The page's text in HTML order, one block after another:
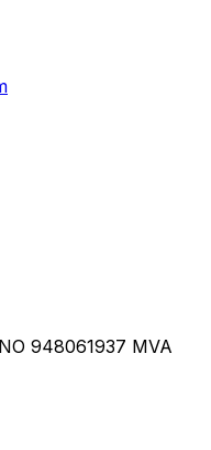
948061937 MVA